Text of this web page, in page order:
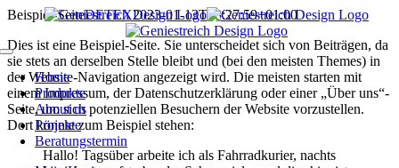
Zum
springen
Toggle
NavigationHome
Produkte
About us
Projekte
Beratungstermin
Beispiel-SeiteDETEX2023-01-13T18:27:59+01:00
Dies ist eine Beispiel-Seite. Sie unterscheidet sich von Beiträgen, da
sie stets an derselben Stelle bleibt und (bei den meisten Themes) in
der Website-Navigation angezeigt wird. Die meisten starten mit
einem Impressum, der Datenschutzerklärung oder einer „Über uns“-
Seite, um sich potenziellen Besuchern der Website vorzustellen.
Dort könnte zum Beispiel stehen:
Hallo! Tagsüber arbeite ich als Fahrradkurier, nachts